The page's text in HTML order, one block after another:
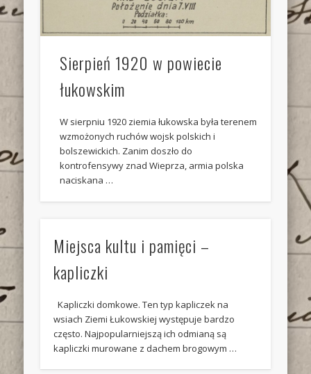
Sierpień 1920 w powiecie
łukowskim
W sierpniu 1920 ziemia łukowska była terenem
wzmożonych ruchów wojsk polskich i
bolszewickich. Zanim doszło do
kontrofensywy znad Wieprza, armia polska
naciskana …
Miejsca kultu i pamięci –
kapliczki
Kapliczki domkowe. Ten typ kapliczek na
wsiach Ziemi Łukowskiej występuje bardzo
często. Najpopularniejszą ich odmianą są
kapliczki murowane z dachem brogowym …